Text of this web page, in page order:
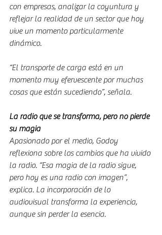
con empresas, analizar la coyuntura y
reflejar la realidad de un sector que hoy
vive un momento particularmente
dinámico.
“El transporte de carga está en un
momento muy efervescente por muchas
cosas que están sucediendo”, señala.
La radio que se transforma, pero no pierde
su magia
Apasionado por el medio, Godoy
reflexiona sobre los cambios que ha vivido
la radio. “Esa magia de la radio sigue,
pero hoy es una radio con imagen”,
explica. La incorporación de lo
audiovisual transforma la experiencia,
aunque sin perder la esencia.